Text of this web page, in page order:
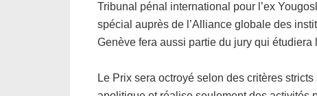
Tribunal pénal international pour l’ex
spécial auprès de l’Alliance globale des
Genève fera aussi partie du jury qui étudiera
Le Prix sera octroyé selon des critères